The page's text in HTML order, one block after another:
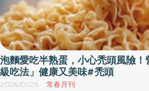
泡麵愛吃半熟蛋，小心禿頭風險
級吃法」健康又美味#禿頭
2026/01/26 常春月刊